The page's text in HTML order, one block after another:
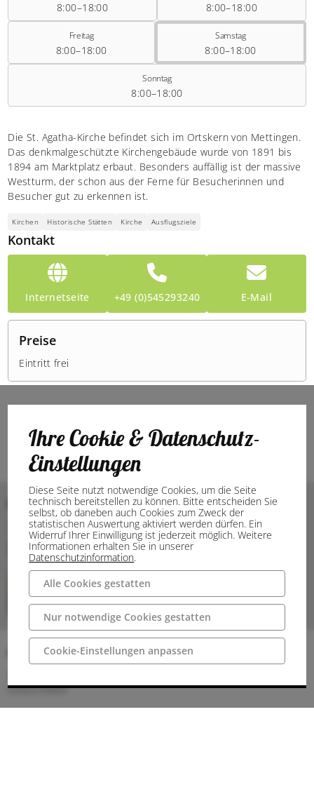
8:00–18:00 8:00–18:00
Freitag
8:00–18:00
Samstag
8:00–18:00
Sonntag
8:00–18:00
Die St. Agatha-Kirche befindet sich im Ortskern von Mettingen.
Das denkmalgeschützte Kirchengebäude wurde von 1891 bis
1894 am Marktplatz erbaut. Besonders auffällig ist der massive
Westturm, der schon aus der Ferne für Besucherinnen und
Besucher gut zu erkennen ist.
Kirchen Historische Stätten Kirche Ausflugsziele
Kontakt
Internetseite +49 (0)545293240 E-Mail
Preise
Eintritt frei
Bilder
Anschrift
Deutschland
Ihre Cookie & Datenschutz-
Einstellungen
Diese Seite nutzt notwendige Cookies, um die Seite
technisch bereitstellen zu können. Bitte entscheiden Sie
selbst, ob daneben auch Cookies zum Zweck der
statistischen Auswertung aktiviert werden dürfen. Ein
Widerruf Ihrer Einwilligung ist jederzeit möglich. Weitere
Informationen erhalten Sie in unserer
Datenschutzinformation.
Alle Cookies gestatten
Nur notwendige Cookies gestatten
Cookie-Einstellungen anpassen